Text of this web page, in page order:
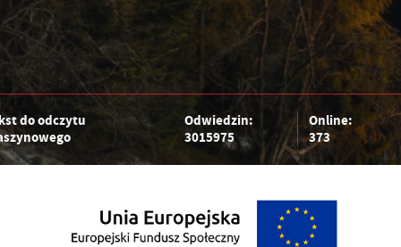
do odczytu
Odwiedzin:
3015975
Online:
373